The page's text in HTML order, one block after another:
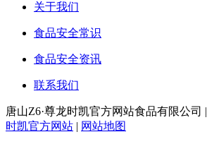
关于我们
食品安全常识
食品安全资讯
联系我们
唐山Z6·尊龙时凯官方网站食品有限公司 |
时凯官方网站 | 网站地图